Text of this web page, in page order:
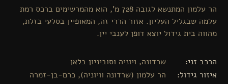
הר עלמון המתנשא לגובה 728 מ', הוא מהמרשימים ברכס רמת
עלמה שבגליל העליון. אזור הררי זה, המאופיין בסלעי בזלת,
מהווה בית גידול יוצא דופן לענבי יין.
הרכב זני
שרדונה, ויוניה וסוביניון בלאן
איזור גידול
הר עלמון (שרדונה וויוניה), כרם-בן-זמרה